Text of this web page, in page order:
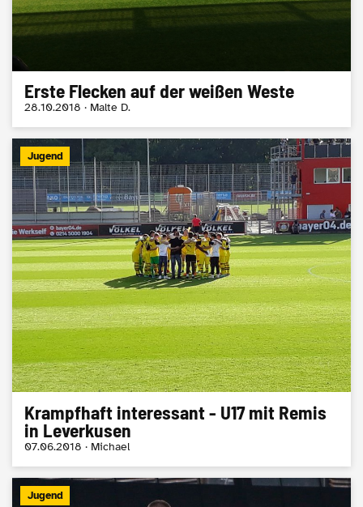
Erste Flecken auf der weißen Weste
28.10.2018 · Malte D.
Jugend
Krampfhaft interessant - U17 mit Remis
in Leverkusen
07.06.2018 · Michael
Jugend